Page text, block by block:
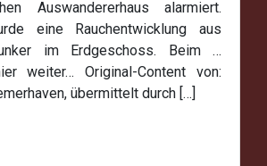
Auswandererhaus alarmiert.
eine Rauchentwicklung aus
im Erdgeschoss. Beim …
weiter… Original-Content von:
übermittelt durch […]